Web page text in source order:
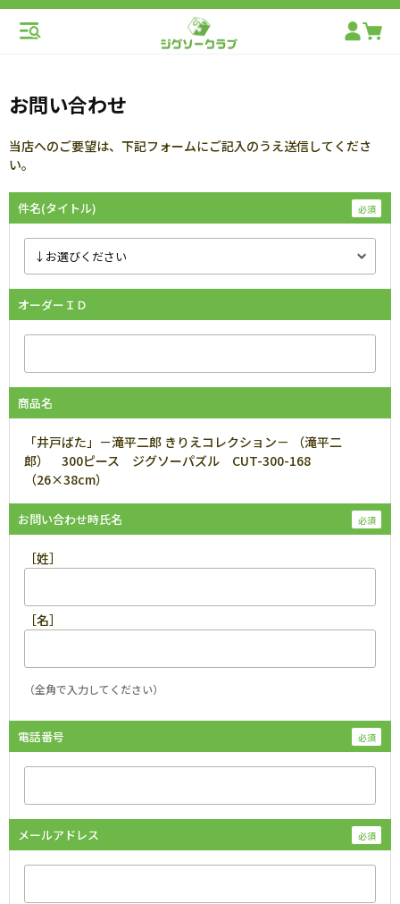
お問い合わせ
当店へのご要望は、下記フォームにご記入のうえ送信してくださ
い。
件名(タイトル)
オーダーＩＤ
商品名
「井戸ばた」－滝平二郎 きりえコレクション－ （滝平二
郎） 300ピース ジグソーパズル CUT-300-168
（26×38cm）
お問い合わせ時氏名
［姓］
［名］
（全角で入力してください）
電話番号
メールアドレス